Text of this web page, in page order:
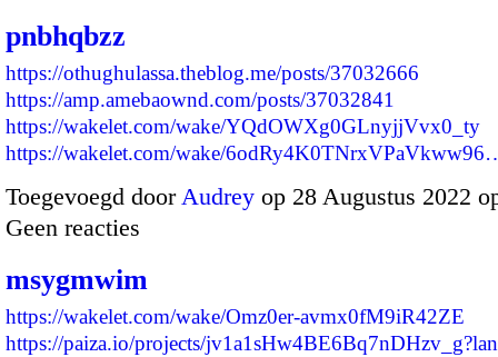
pnbhqbzz
https://othughulassa.theblog.me/posts/37032666
https://amp.amebaownd.com/posts/37032841
https://wakelet.com/wake/YQdOWXg0GLnyjjVvx0_ty
https://wakelet.com/wake/
Toegevoegd doorAudrey op 28 Augustus 2022
Geen reacties
msygmwim
https://wakelet.com/wake/Omz0er-avmx0fM9iR42ZE
https://paiza.io/projects/